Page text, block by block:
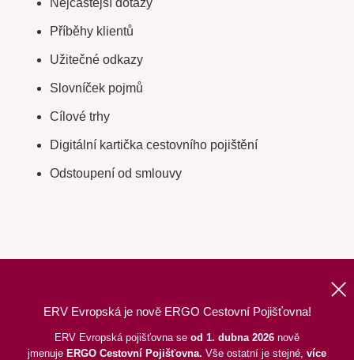
ERV Evropská je nově ERGO Cestovní Pojišťovna!
ERV Evropská pojišťovna se od 1. dubna 2026 nově
jmenuje ERGO Cestovní Pojišťovna. Vše ostatní je stejné, více
Nejčastější dotazy
Příběhy klientů
Užitečné odkazy
Slovníček pojmů
Cílové trhy
Digitální kartička cestovního pojištění
Odstoupení od smlouvy